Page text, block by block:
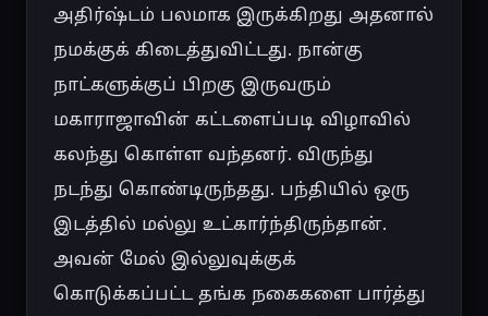
அதிர்ஷ்டம் பலமாக இருக்கிறது அதனால்
நமக்குக் கிடைத்துவிட்டது. நான்கு
நாட்களுக்குப் பிறகு இருவரும்
மகாராஜாவின் கட்டளைப்படி விழாவில்
கலந்து கொள்ள வந்தனர். விருந்து
நடந்து கொண்டிருந்தது. பந்தியில் ஒரு
இடத்தில் மல்லு உட்கார்ந்திருந்தான்.
அவன் மேல் இல்லுவுக்குக்
கொடுக்கப்பட்ட தங்க நகைகளை பார்த்து